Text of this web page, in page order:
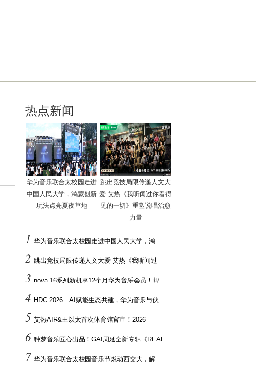
热点新闻
华为音乐联合太校园走进
中国人民大学，鸿蒙创新
玩法点亮夏夜草地
跳出竞技局限传递人文大
爱 艾热《我听闻过你看得
见的一切》重塑说唱治愈
力量
1 华为音乐联合太校园走进中国人民大学，鸿
2 跳出竞技局限传递人文大爱 艾热《我听闻过
3 nova 16系列新机享12个月华为音乐会员！帮
4 HDC 2026｜AI赋能生态共建，华为音乐与伙
5 艾热AIR&王以太首次体育馆官宣！2026
6 种梦音乐匠心出品！GAI周延全新专辑《REAL
7 华为音乐联合太校园音乐节燃动西交大，解